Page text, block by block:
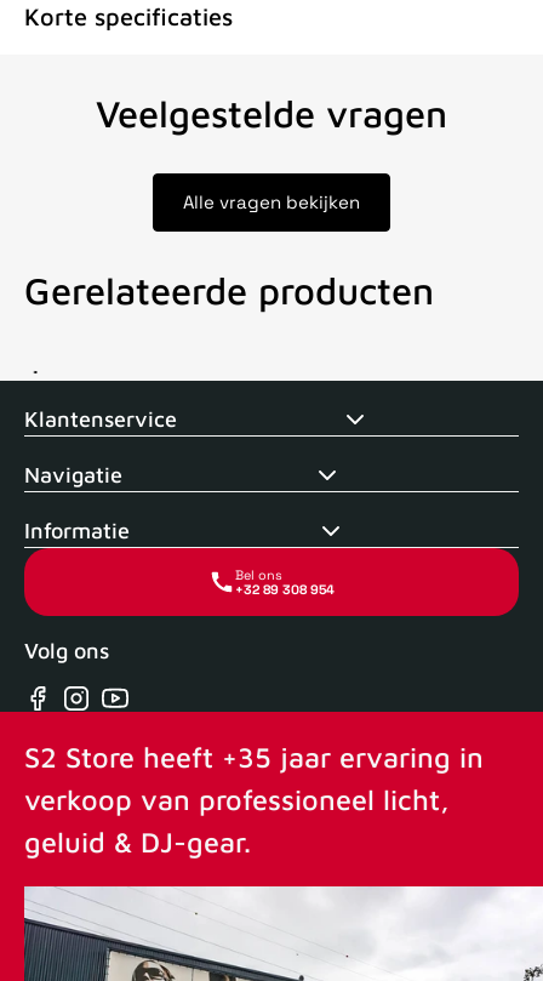
Korte specificaties
Veelgestelde vragen
Alle vragen bekijken
Gerelateerde producten
Voor 15uur besteld, zelfde dag verstuurd Echte winkel +35
Klantenservice
Navigatie
Informatie
Bel ons
+32 89 308 954
Volg ons
Facebook
Instagram
YouTube
S2 Store heeft +35 jaar ervaring in
verkoop van professioneel licht,
geluid & DJ-gear.